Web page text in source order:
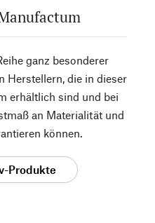
ganz besonderer
Herstellern, die in dieser
erhältlich sind und bei
an Materialität und
können.
Produkte